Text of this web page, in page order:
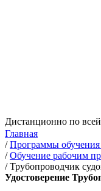
Дистанционно по
Главная
/Программы
/Обучение рабочим
/Трубопроводчик
Удостоверение